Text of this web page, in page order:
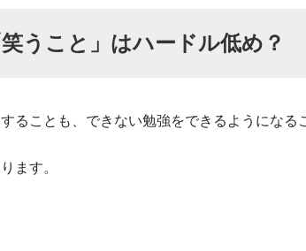
うこと」はハードル低め？
ることも、できない勉強をできるようになる
ます。